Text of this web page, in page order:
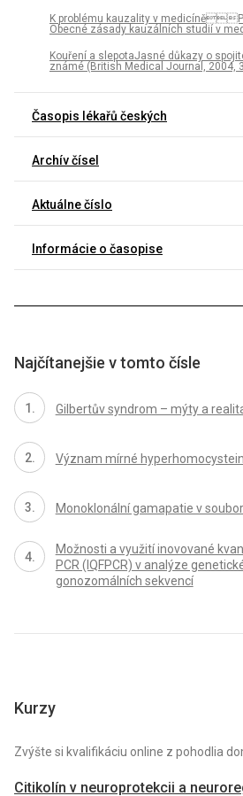
K problému kauzality v
Obecné zásady kauzálních studií v
Kouření a slepotaJasné důkazy o
známé (British Medical Journal, 2004,
Časopis lékařů českých
Archív čísel
Aktuálne číslo
Informácie o časopise
Najčítanejšie v tomto čísle
Gilbertův syndrom – mýty a
Význam mírné
Monoklonální gamapatie v
Možnosti a využití inovované
PCR (IQFPCR) v analýze
gonozomálních sekvencí
Kurzy
Zvýšte si kvalifikáciu online z pohodlia
Citikolín v neuroprotekcii a